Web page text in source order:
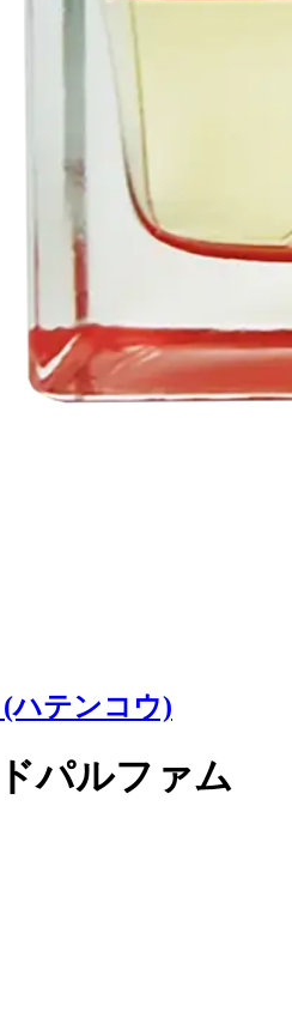
ハテンコウ)
パルファム